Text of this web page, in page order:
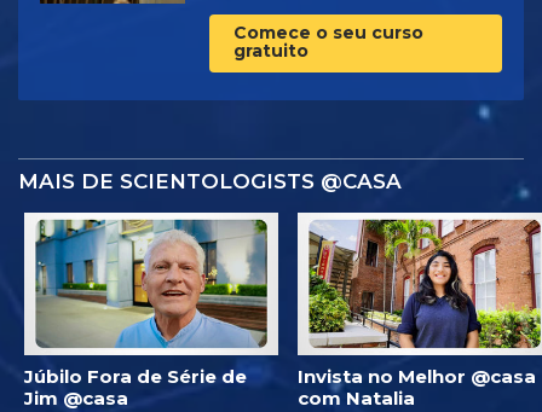
Comece o seu curso
gratuito
MAIS DE SCIENTOLOGISTS @CASA
Júbilo Fora de Série de
Jim @casa
Invista no Melhor @casa
com Natalia